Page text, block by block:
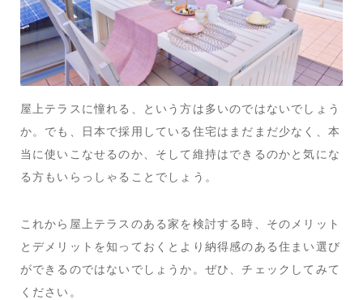
屋上テラスに憧れる、という方は多いのではないでしょう
か。でも、日本で採用している住宅はまだまだ少なく、本
当に使いこなせるのか、そして維持はできるのかと気にな
る方もいらっしゃることでしょう。
これから屋上テラスのある家を検討する時、そのメリット
とデメリットを知っておくとより納得感のある住まい選び
ができるのではないでしょうか。ぜひ、チェックしてみて
ください。